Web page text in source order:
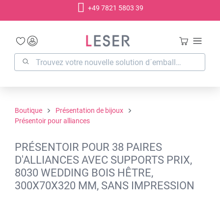
+49 7821 5803 39
Boutique
Présentation de bijoux
Présentoir pour alliances
PRÉSENTOIR POUR 38 PAIRES
D'ALLIANCES AVEC SUPPORTS PRIX,
8030 WEDDING BOIS HÊTRE,
300X70X320 MM, SANS IMPRESSION